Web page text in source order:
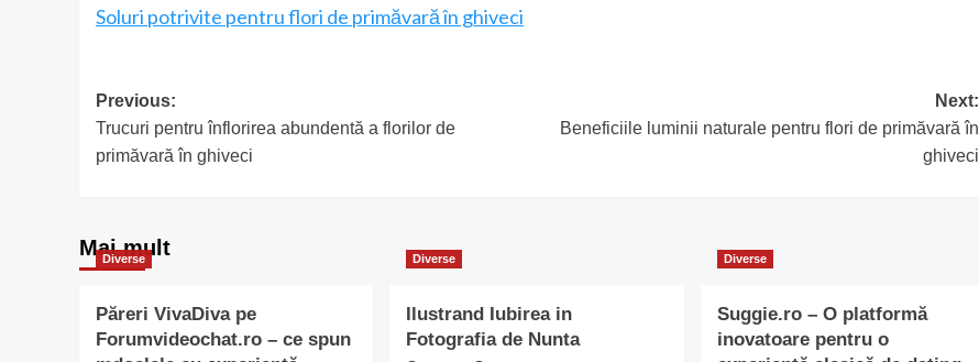
Soluri potrivite pentru flori de primăvară în ghiveci
Post
navigation
Previous:
Trucuri pentru înflorirea abundentă a florilor de
primăvară în ghiveci
Next:
Beneficiile luminii naturale pentru flori de primăvară în
ghiveci
Mai mult
Diverse
Păreri VivaDiva pe
Forumvideochat.ro – ce spun
Diverse
Ilustrand Iubirea in
Fotografia de Nunta
Diverse
Suggie.ro – O platformă
inovatoare pentru o